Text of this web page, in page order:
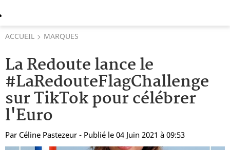
ACCUEIL MARQUES
La Redoute lance le
#LaRedouteFlagChallenge
sur TikTok pour célébrer
l'Euro
Par Céline Pastezeur - Publié le 04 Juin 2021 à 09:53